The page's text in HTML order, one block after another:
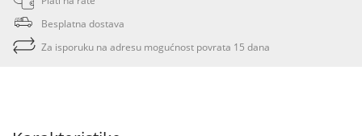
Besplatna dostava
Za isporuku na adresu mogućnost povrata 15 dana